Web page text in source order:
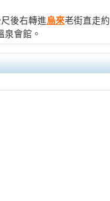
後右轉進烏來老街直走約
泉會館。